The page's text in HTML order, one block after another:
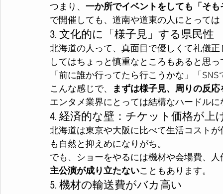
つまり、 一か所でイベントをしても「そ
で開催しても、道南や道東の人にとって
3. 文化的に「様子見」する県民性
北海道の人って、真面目で優しくて礼儀
してはちょっと慎重なところもあると思っ
「前に誰か行ってたら行こうかな」「
こんな感じで、
まずは様子見、周りの反
エンタメ業界にとっては結構なハードルに
4. 経済的な壁：チケット価格が上
北海道は東京や大阪に比べて生活コスト
も自然と抑えめになりがち。
でも、ショーをやるには機材や会場費、
主公演が成り立たないこともあります。
5. 機材の輸送費がバカ高い